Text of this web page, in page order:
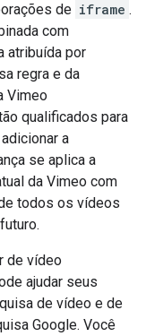
de iframe .
com
atribuída por
regra e da
Vimeo
qualificados para
a
se aplica a
da Vimeo com
todos os vídeos
de vídeo
ajudar seus
de vídeo e de
Google. Você